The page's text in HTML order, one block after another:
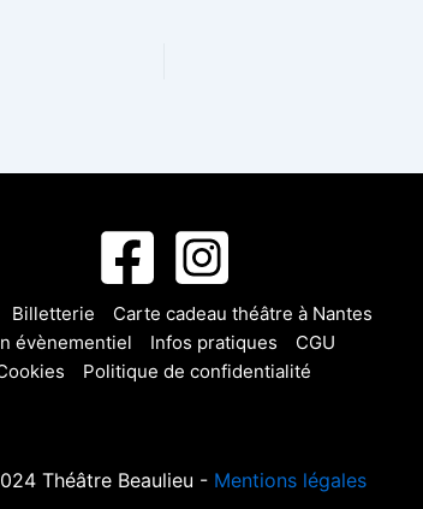
Billetterie
Carte cadeau théâtre à Nantes
évènementiel
Infos pratiques
CGU
Politique de confidentialité
Théâtre Beaulieu - Mentions légales